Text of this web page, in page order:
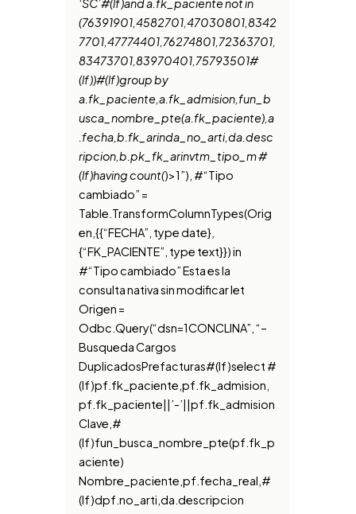
‘SC’#(lf)and a.fk_paciente not in
(76391901,4582701,47030801,8342
7701,47774401,76274801,72363701,
83473701,83970401,75793501#
(lf))#(lf)group by
a.fk_paciente,a.fk_admision,fun_b
usca_nombre_pte(a.fk_paciente),a
.fecha,b.fk_arinda_no_arti,da.desc
ripcion,b.pk_fk_arinvtm_tipo_m #
(lf)having count()>1”), #“Tipo
cambiado” =
Table.TransformColumnTypes(Orig
en,{{“FECHA”, type date},
{“FK_PACIENTE”, type text}}) in
#“Tipo cambiado” Esta es la
consulta nativa sin modificar let
Origen =
Odbc.Query(“dsn=1CONCLINA”, “–
Busqueda Cargos
DuplicadosPrefacturas#(lf)select #
(lf)pf.fk_paciente,pf.fk_admision,
pf.fk_paciente||’-’||pf.fk_admision
Clave,#
(lf)fun_busca_nombre_pte(pf.fk_p
aciente)
Nombre_paciente,pf.fecha_real,#
(lf)dpf.no_arti,da.descripcion